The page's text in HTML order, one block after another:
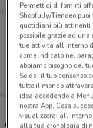
Porta
Puoi
salvarle
dal tuo
Permettici di fornirti
Shopfully/Tiendeo
quotidiani più attinenti
possibile grazie ad
tue attività all'interno
come indicato nel
abbiamo bisogno del
Se dai il tuo consenso
tutto il mondo
idea accedendo a
nostra App. Cosa
visualizzerai
alla tua cronologia di